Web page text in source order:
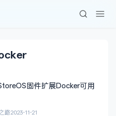
固件扩展Docker可用
路2023-11-21